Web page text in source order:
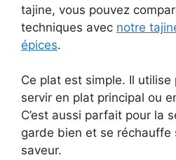
tajine, vous pouvez
techniques avec notre
épices.
Ce plat est simple. Il utilise
servir en plat principal ou
C’est aussi parfait pour la
garde bien et se réchauffe
saveur.